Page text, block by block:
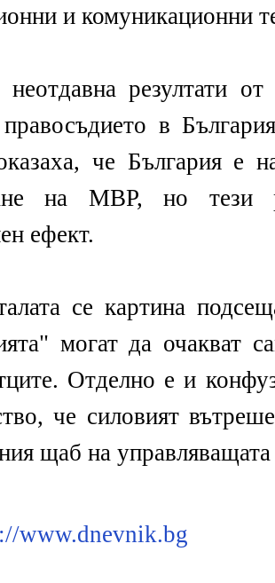
и комуникационни
неотдавна резултати
в
че България е
на МВР, но тези
ефект.
се картина
могат да очакват
Отделно е и
че силовият
щаб на управляващата
www.dnevnik.bg